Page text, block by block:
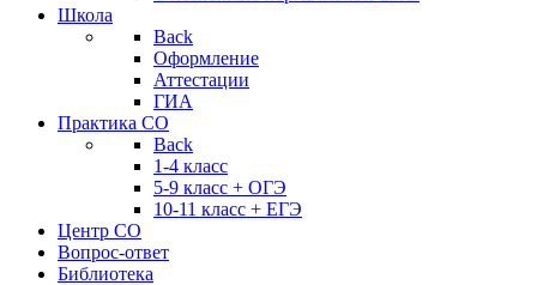
Школа
Back
Оформление
Аттестации
ГИА
Практика СО
Back
1-4 класс
5-9 класс + ОГЭ
10-11 класс + ЕГЭ
Центр СО
Вопрос-ответ
Библиотека